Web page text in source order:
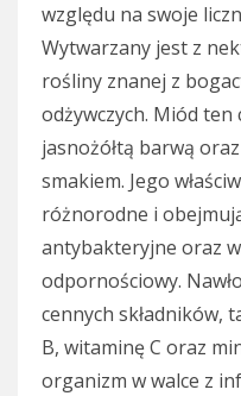
względu na swoje
Wytwarzany jest z
rośliny znanej z
odżywczych. Miód
jasnożółtą barwą
smakiem. Jego
różnorodne i
antybakteryjne oraz
odpornościowy.
cennych składników,
B, witaminę C oraz
organizm w walce z